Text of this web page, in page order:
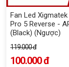
Fan Led
Pro 5 Reverse -
(Black) (Ngược)
119.000 đ
100.000 đ